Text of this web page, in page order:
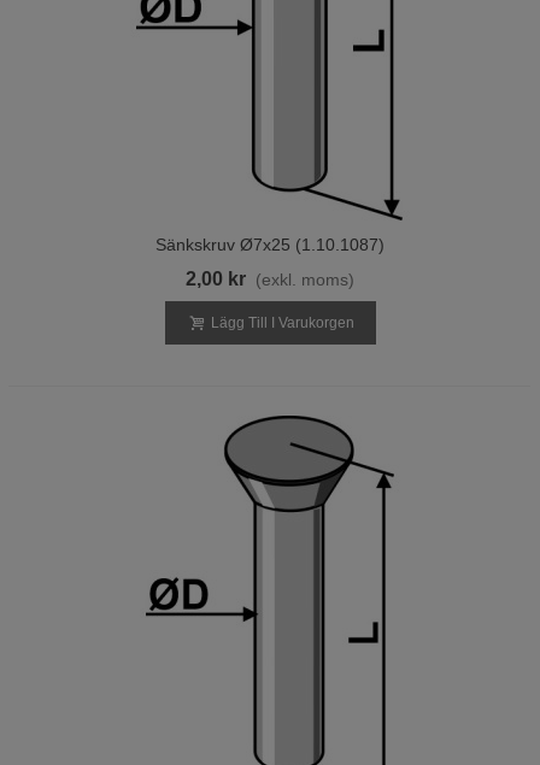
Sänkskruv Ø7x25 (1.10.1087)
2,00 kr (exkl. moms)
Lägg Till I Varukorgen